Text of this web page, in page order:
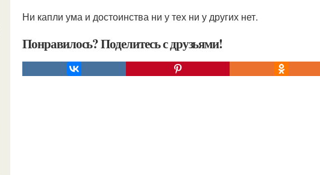
Ни капли ума и достоинства ни у тех ни у других нет.
Понравилось? Поделитесь с друзьями!